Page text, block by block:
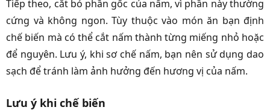
Tiếp theo, cắt bỏ phần gốc của nấm, vì phần này thường
cứng và không ngon. Tùy thuộc vào món ăn bạn định
chế biến mà có thể cắt nấm thành từng miếng nhỏ hoặc
để nguyên. Lưu ý, khi sơ chế nấm, bạn nên sử dụng dao
sạch để tránh làm ảnh hưởng đến hương vị của nấm.
Lưu ý khi chế biến